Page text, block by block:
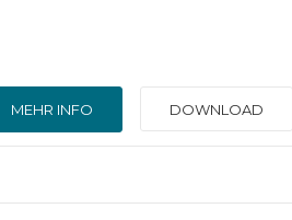
MEHR INFO DOWNLOAD